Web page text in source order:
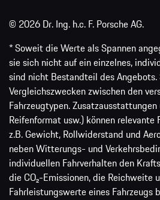
© 2026 Dr. Ing. h.c. F. Porsche AG.
* Soweit die Werte als Spannen
sie sich nicht auf ein einzelnes,
sind nicht Bestandteil des Angebots.
Vergleichszwecken zwischen den
Fahrzeugtypen.
Reifenformat usw.) können
z.B. Gewicht, Rollwiderstand und
neben Witterungs- und
individuellen Fahrverhalten den
die CO₂-Emissionen, die Reichweite
Fahrleistungswerte eines Fahrzeugs